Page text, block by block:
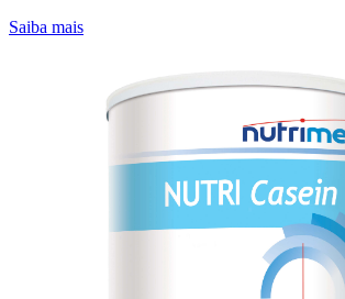
Saiba mais